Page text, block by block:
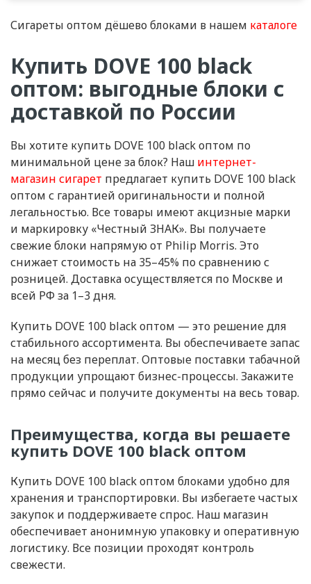
Сигареты оптом дёшево блоками в нашем каталоге
Купить DOVE 100 black
оптом: выгодные блоки с
доставкой по России
Вы хотите купить DOVE 100 black оптом по
минимальной цене за блок? Наш интернет-
магазин сигарет предлагает купить DOVE 100 black
оптом с гарантией оригинальности и полной
легальностью. Все товары имеют акцизные марки
и маркировку «Честный ЗНАК». Вы получаете
свежие блоки напрямую от Philip Morris. Это
снижает стоимость на 35–45% по сравнению с
розницей. Доставка осуществляется по Москве и
всей РФ за 1–3 дня.
Купить DOVE 100 black оптом — это решение для
стабильного ассортимента. Вы обеспечиваете запас
на месяц без переплат. Оптовые поставки табачной
продукции упрощают бизнес-процессы. Закажите
прямо сейчас и получите документы на весь товар.
Преимущества, когда вы решаете
купить DOVE 100 black оптом
Купить DOVE 100 black оптом блоками удобно для
хранения и транспортировки. Вы избегаете частых
закупок и поддерживаете спрос. Наш магазин
обеспечивает анонимную упаковку и оперативную
логистику. Все позиции проходят контроль
свежести.